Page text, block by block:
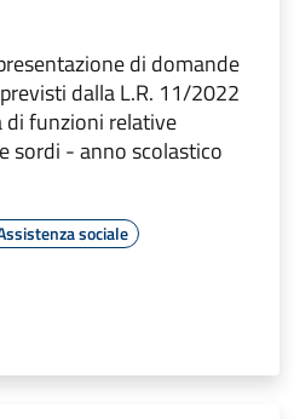
di domande
dalla L.R. 11/2022
di funzioni relative
sordi - anno scolastico
sociale